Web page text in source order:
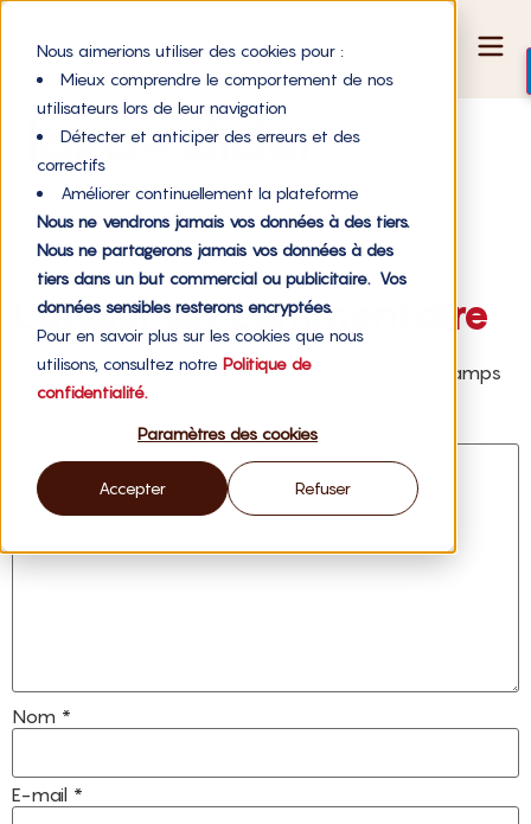
Nous aimerions utiliser des cookies pour :
Mieux comprendre le comportement de nos
utilisateurs lors de leur navigation
Détecter et anticiper des erreurs et des
correctifs
Améliorer continuellement la plateforme
Nous ne vendrons jamais vos données à des tiers.
Nous ne partagerons jamais vos données à des
tiers dans un but commercial ou publicitaire. Vos
données sensibles resterons encryptées.
Pour en savoir plus sur les cookies que nous
utilisons, consultez notre Politique de
confidentialité.
Paramètres des cookies
Accepter Refuser
logo-slider
Laisser un commentaire
Votre adresse e-mail ne sera pas publiée.
Les champs
obligatoires sont indiqués avec
Commentaire*
Nom *
E-mail *